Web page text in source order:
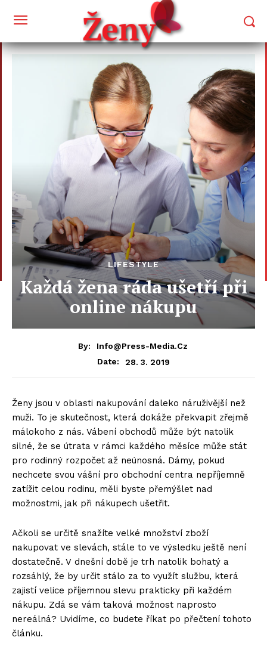
LIFESTYLE
Každá žena ráda ušetří při
online nákupu
By:
Info@press-Media.cz
Date:
28. 3. 2019
Ženy jsou v oblasti nakupování daleko náruživější než
muži. To je skutečnost, která dokáže překvapit zřejmě
málokoho z nás. Vábení obchodů může být natolik
silné, že se útrata v rámci každého měsíce může stát
pro rodinný rozpočet až neúnosná. Dámy, pokud
nechcete svou vášní pro obchodní centra nepříjemně
zatížit celou rodinu, měli byste přemýšlet nad
možnostmi, jak při nákupech ušetřit.
Ačkoli se určitě snažíte velké množství zboží
nakupovat ve slevách, stále to ve výsledku ještě není
dostatečně. V dnešní době je trh natolik bohatý a
rozsáhlý, že by určit stálo za to využít službu, která
zajistí velice příjemnou slevu prakticky při každém
nákupu. Zdá se vám taková možnost naprosto
nereálná? Uvidíme, co budete říkat po přečtení tohoto
článku.